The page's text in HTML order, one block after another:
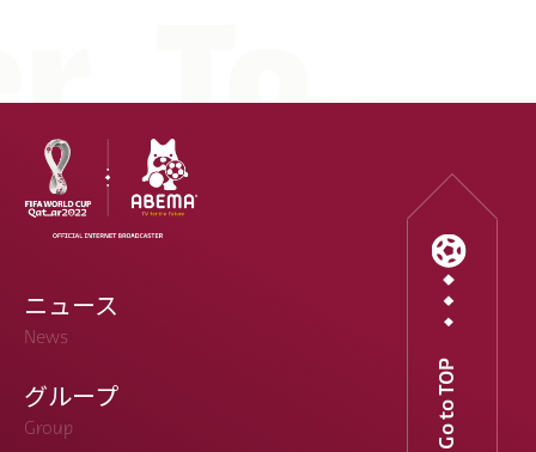
ニュース
News
グループ
Group Go to TOP